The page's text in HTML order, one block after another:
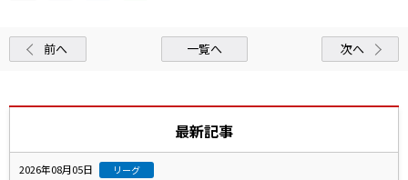
前へ 一覧へ 次へ
最新記事
2026年08月05日 リーグ